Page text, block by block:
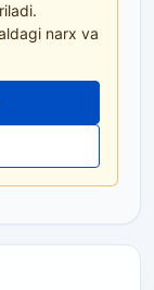
narx va